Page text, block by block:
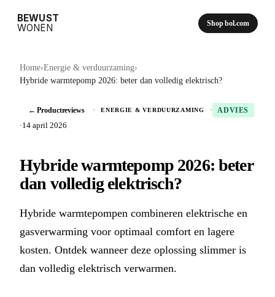
BEWUST
WONEN
Shop bol.com
Home›Energie & verduurzaming›
Hybride warmtepomp 2026: beter dan volledig elektrisch?
← Productreviews · ENERGIE & VERDUURZAMING · ADVIES
·14 april 2026
Hybride warmtepomp 2026: beter
dan volledig elektrisch?
Hybride warmtepompen combineren elektrische en
gasverwarming voor optimaal comfort en lagere
kosten. Ontdek wanneer deze oplossing slimmer is
dan volledig elektrisch verwarmen.